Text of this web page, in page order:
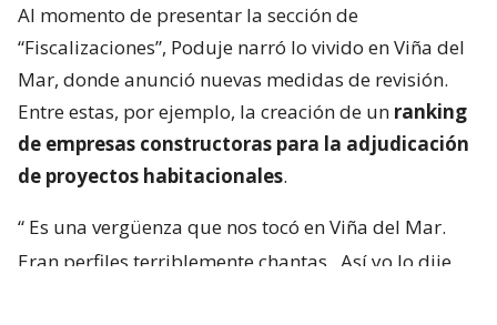
Al momento de presentar la sección de
“Fiscalizaciones”, Poduje narró lo vivido en Viña del
Mar, donde anunció nuevas medidas de revisión.
Entre estas, por ejemplo, la creación de un ranking
de empresas constructoras para la adjudicación
de proyectos habitacionales.
“ Es una vergüenza que nos tocó en Viña del Mar.
Eran perfiles terriblemente chantas
. Así yo lo dije.